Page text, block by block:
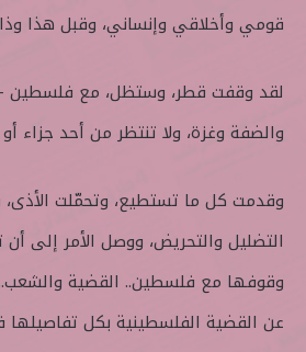
قومي وأخلاقي وإنساني، وقبل هذا
لقد وقفت قطر، وستظل، مع فلسطين
والضفة وغزة، ولا تنتظر من أحد جزاء
وقدمت كل ما تستطيع، وتحمّلت الأذى،
التضليل والتحريض، ووصل الأمر إلى
وقوفها مع فلسطين.. القضية
عن القضية الفلسطينية بكل